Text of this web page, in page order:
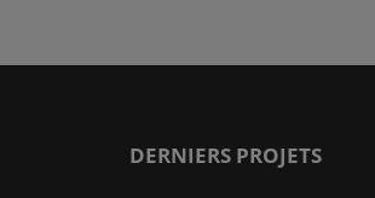
DERNIERS PROJETS